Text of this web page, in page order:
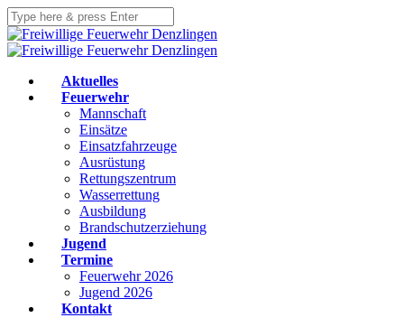
Aktuelles
Feuerwehr
Mannschaft
Einsätze
Einsatzfahrzeuge
Ausrüstung
Rettungszentrum
Wasserrettung
Ausbildung
Brandschutzerziehung
Jugend
Termine
Feuerwehr 2026
Jugend 2026
Kontakt